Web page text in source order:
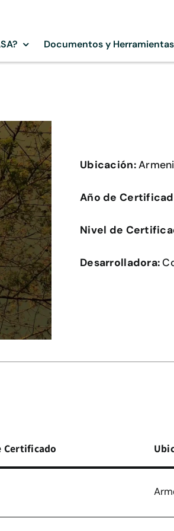
Documentos y Herramientas
Ubicación:
Año de
Nivel de
Desarrolladora:
Certificado